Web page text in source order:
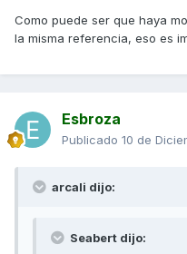
Como puede ser que haya
la misma referencia, eso es
Esbroza
Publicado 10 de
arcali dijo:
Seabert dijo: